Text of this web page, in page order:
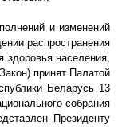
и изменений
распространения
здоровья населения,
принят Палатой
Беларусь 13
собрания
Президенту